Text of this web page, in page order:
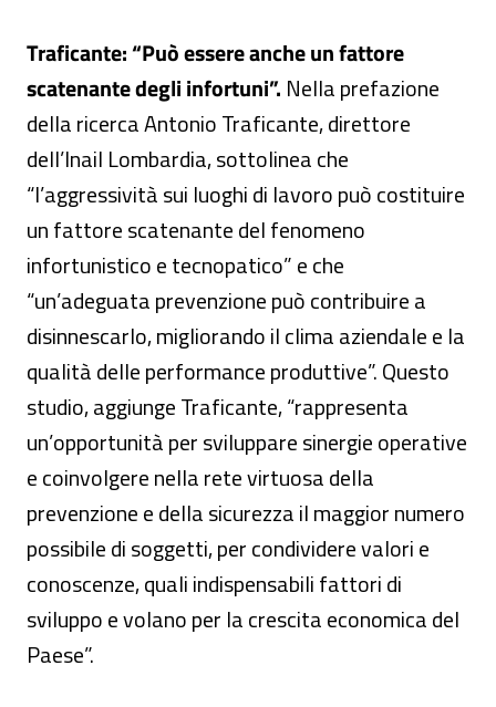
Traficante: “Può essere anche un fattore
scatenante degli infortuni”. Nella prefazione
della ricerca Antonio Traficante, direttore
dell’Inail Lombardia, sottolinea che
“l’aggressività sui luoghi di lavoro può costituire
un fattore scatenante del fenomeno
infortunistico e tecnopatico” e che
“un’adeguata prevenzione può contribuire a
disinnescarlo, migliorando il clima aziendale e la
qualità delle performance produttive”. Questo
studio, aggiunge Traficante, “rappresenta
un’opportunità per sviluppare sinergie operative
e coinvolgere nella rete virtuosa della
prevenzione e della sicurezza il maggior numero
possibile di soggetti, per condividere valori e
conoscenze, quali indispensabili fattori di
sviluppo e volano per la crescita economica del
Paese”.